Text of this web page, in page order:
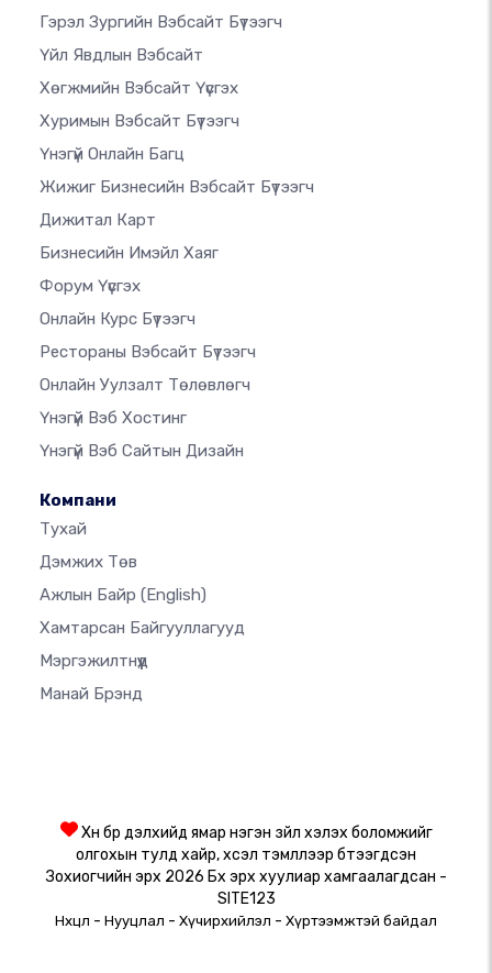
Гэрэл Зургийн Вэбсайт Бүтээгч
Үйл Явдлын Вэбсайт
Хөгжмийн Вэбсайт Үүсгэх
Хуримын Вэбсайт Бүтээгч
Үнэгүй Онлайн Багц
Жижиг Бизнесийн Вэбсайт Бүтээгч
Дижитал Карт
Бизнесийн Имэйл Хаяг
Форум Үүсгэх
Онлайн Курс Бүтээгч
Рестораны Вэбсайт Бүтээгч
Онлайн Уулзалт Төлөвлөгч
Үнэгүй Вэб Хостинг
Үнэгүй Вэб Сайтын Дизайн
Компани
Тухай
Дэмжих Төв
Ажлын Байр (English)
Хамтарсан Байгууллагууд
Мэргэжилтнүүд
Манай Брэнд
Хүн бүр дэлхийд ямар нэгэн зүйл хэлэх боломжийг
олгохын тулд хайр, хүсэл тэмүүллээр бүтээгдсэн
Зохиогчийн эрх 2026 Бүх эрх хуулиар хамгаалагдсан -
SITE123
Нөхцөл - Нууцлал - Хүчирхийлэл - Хүртээмжтэй байдал